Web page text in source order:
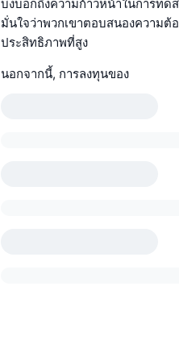
บ่งบอกถึงความก้าวหน้าในการท
มั่นใจว่าพวกเขาตอบสนองความ
ประสิทธิภาพที่สูง
นอกจากนี้, การลงทุนของ